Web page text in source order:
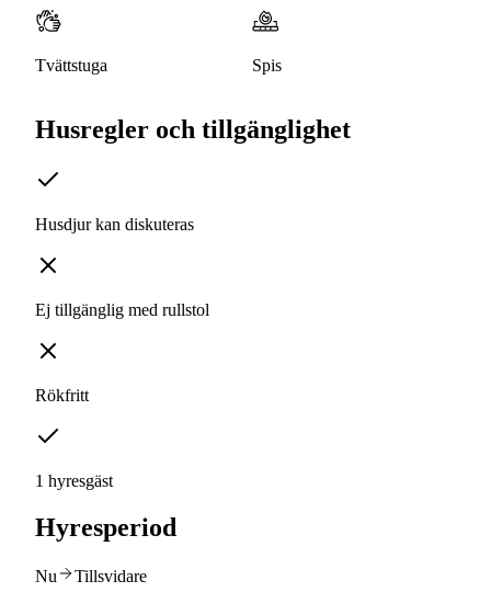
Tvättstuga Spis
Husregler och tillgänglighet
Husdjur kan diskuteras
Ej tillgänglig med rullstol
Rökfritt
1 hyresgäst
Hyresperiod
Nu Tillsvidare